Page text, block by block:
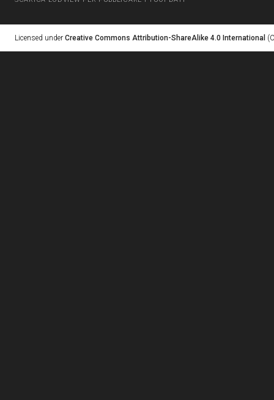
Licensed under Creative Commons Attribution-ShareAlike 4.0 International